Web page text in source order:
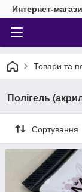
Интернет-
Товари та
Полігель
Сортування